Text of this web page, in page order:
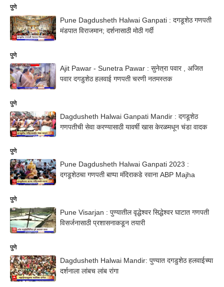
पुणे
Pune Dagdusheth Halwai Ganpati : दगडूशेठ गणपती
मंडपात विराजमान; दर्शनासाठी मोठी गर्दी
पुणे
Ajit Pawar - Sunetra Pawar : सुनेत्रा पवार , अजित
पवार दगडुशेठ हलवाई गणपती चरणी नतमस्तक
पुणे
Dagdusheth Halwai Ganpati Mandir : दगडूशेठ
गणपतीची सेवा करण्यासाठी यावर्षी खास केरळमधून चंडा वादक
पुणे
Pune Dagdusheth Halwai Ganpati 2023 :
दगडूशेठचा गणपती बाप्पा मंदिराकडे रवाना ABP Majha
पुणे
Pune Visarjan : पुण्यातील वृद्धेश्वर सिद्धेश्वर घाटात गणपती
विसर्जनासाठी प्रशासनाकडून तयारी
पुणे
Dagdusheth Halwai Mandir: पुण्यात दगडुशेठ हलवाईच्या
दर्शनाला लांबच लांब रांगा